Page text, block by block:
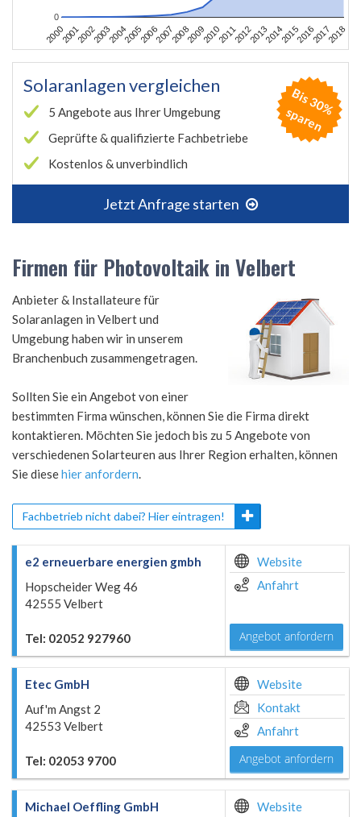
2000200120022003200420052006200720082009201020112012201320142015201620172018
0
Solaranlagen vergleichen
5 Angebote aus Ihrer Umgebung
Geprüfte & qualifizierte Fachbetriebe
Kostenlos & unverbindlich
Jetzt Anfrage starten
B
is
3
0
%
s
p
a
r
e
n
Firmen für Photovoltaik in Velbert
Anbieter & Installateure für
Solaranlagen in Velbert und
Umgebung haben wir in unserem
Branchenbuch zusammengetragen.
Sollten Sie ein Angebot von einer
bestimmten Firma wünschen, können Sie die Firma direkt
kontaktieren. Möchten Sie jedoch bis zu 5 Angebote von
verschiedenen Solarteuren aus Ihrer Region erhalten, können
Sie diesehier anfordern.
Fachbetrieb nicht dabei? Hier eintragen!
e2 erneuerbare energien gmbh
Hopscheider Weg 46
42555 Velbert
Tel: 02052 927960
Website
Anfahrt
Angebot anfordern
Etec GmbH
Auf'm Angst 2
42553 Velbert
Tel: 02053 9700
Website
Kontakt
Anfahrt
Angebot anfordern
Michael Oeffling GmbH Website